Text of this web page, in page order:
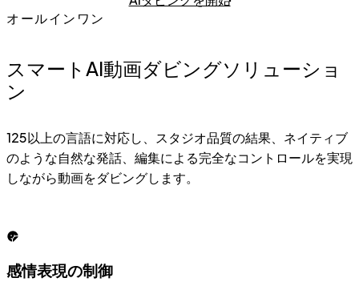
オールインワン
スマートAI動画ダビングソリューショ
ン
125以上の言語に対応し、スタジオ品質の結果、ネイティブ
のような自然な発話、編集による完全なコントロールを実現
しながら動画をダビングします。
感情表現の制御